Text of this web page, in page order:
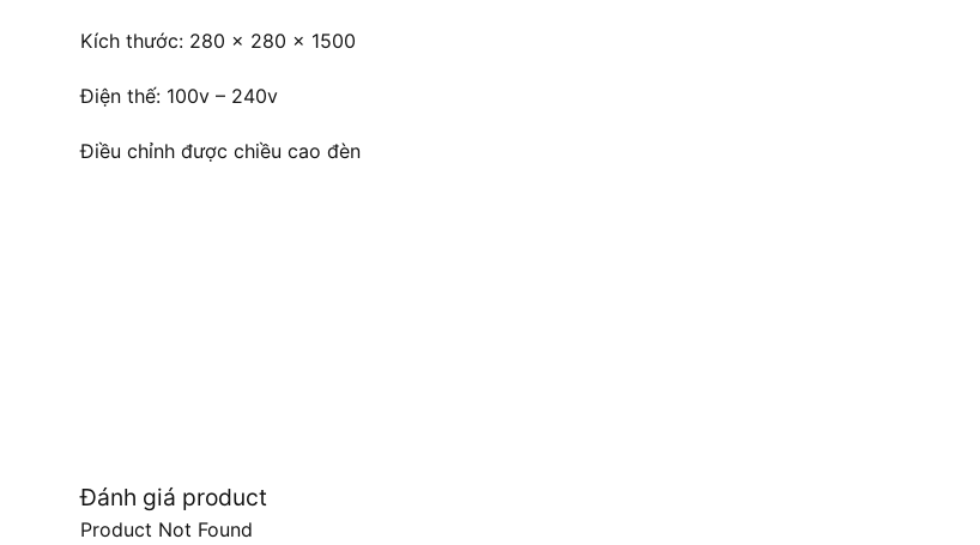
Kích thước: 280 x 280 x 1500
Điện thế: 100v – 240v
Điều chỉnh được chiều cao đèn
Đánh giá product
Product Not Found